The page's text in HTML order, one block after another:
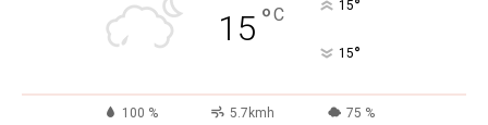
15 °C 15°
15°
100 % 5.7kmh 75 %